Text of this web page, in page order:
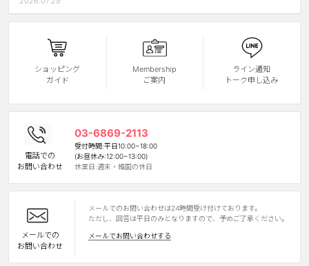
EYEしてる
総合掲示板
カスタマーサービス
ショッピングガイド
INSTAGRAM TWITTER LINE FACEBOOK
ショッピング
ガイド
Membership
ご案内
ライン通知
トーク申し込み
電話での
お問い合わせ
03-6869-2113
受付時間:平日10:00~18:00
(お昼休み:12:00~13:00)
休業日:週末・韓国の休日
メールでの
お問い合わせ
メールでのお問い合わせは24時間受け付けております。
ただし、回答は平日のみとなりますので、予めご了承ください。
メールでお問い合わせする